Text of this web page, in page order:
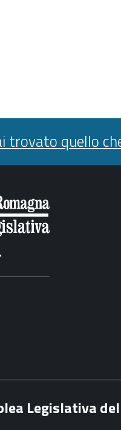
trovato quello
Legislativa